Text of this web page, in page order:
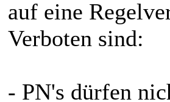
auf eine
Verboten sind:
- PN's dürfen